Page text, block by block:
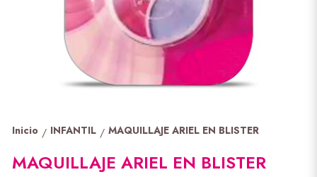
Inicio / INFANTIL / MAQUILLAJE ARIEL EN BLISTER
MAQUILLAJE ARIEL EN BLISTER